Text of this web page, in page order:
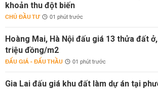
khoản thu đột biến
CHỦ ĐẦU TƯ 01 phút trước
Hoàng Mai, Hà Nội đấu giá 13 thửa đất
triệu đồng/m2
ĐẤU GIÁ - ĐẤU THẦU 01 phút trước
Gia Lai đấu giá khu đất làm dự án tại